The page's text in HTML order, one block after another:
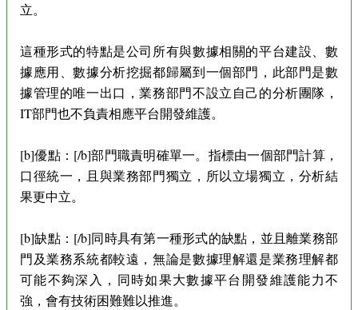
立。
這種形式的特點是公司所有與數據相關的平台建設、數
據應用、數據分析挖掘都歸屬到一個部門，此部門是數
據管理的唯一出口，業務部門不設立自己的分析團隊，
IT部門也不負責相應平台開發維護。
[b]優點：[/b]部門職責明確單一。指標由一個部門計算，
口徑統一，且與業務部門獨立，所以立場獨立，分析結
果更中立。
[b]缺點：[/b]同時具有第一種形式的缺點，並且離業務部
門及業務系統都較遠，無論是數據理解還是業務理解都
可能不夠深入，同時如果大數據平台開發維護能力不
強，會有技術困難難以推進。